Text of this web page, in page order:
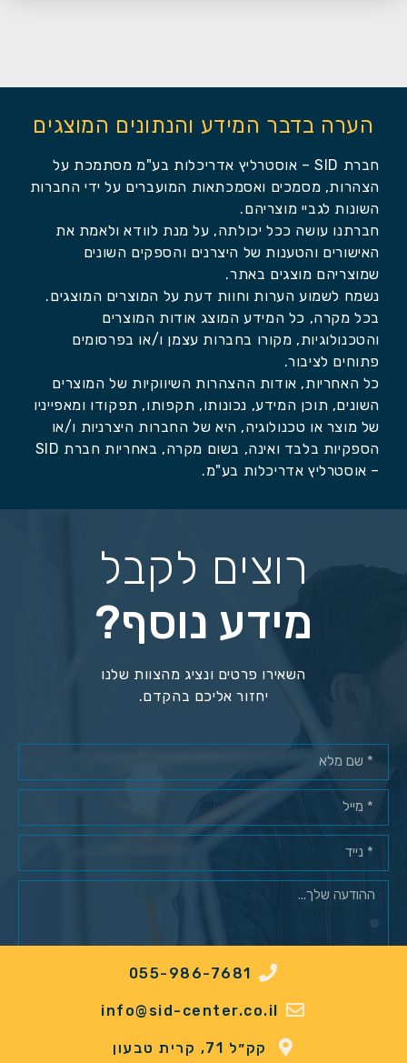
הערה בדבר המידע והנתונים המוצגים
חברת SID – אוסטרליץ אדריכלות בע"מ מסתמכת על
הצהרות, מסמכים ואסמכתאות המועברים על ידי החברות
השונות לגביי מוצריהם.
חברתנו עושה ככל יכולתה, על מנת לוודא ולאמת את
האישורים והטענות של היצרנים והספקים השונים
שמוצריהם מוצגים באתר.
נשמח לשמוע הערות וחוות דעת על המוצרים המוצגים.
בכל מקרה, כל המידע המוצג אודות המוצרים
והטכנולוגיות, מקורו בחברות עצמן ו/או בפרסומים
פתוחים לציבור.
כל האחריות, אודות ההצהרות השיווקיות של המוצרים
השונים, תוכן המידע, נכונותו, תקפותו, תפקודו ומאפייניו
של מוצר או טכנולוגיה, היא של החברות היצרניות ו/או
הספקיות בלבד ואינה, בשום מקרה, באחריות חברת SID
– אוסטרליץ אדריכלות בע"מ.
רוצים לקבל
מידע נוסף?
השאירו פרטים ונציג מהצוות שלנו
יחזור אליכם בהקדם.
מאשר/ת רישום למאגר לקוחות*
055-986-7681
info@sid-center.co.il
קק״ל 71, קרית טבעון